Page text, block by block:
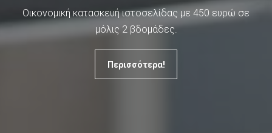
Οικονομική κατασκευή ιστοσελίδας με 450 ευρώ σε
μόλις 2 βδομάδες.
Περισσότερα!